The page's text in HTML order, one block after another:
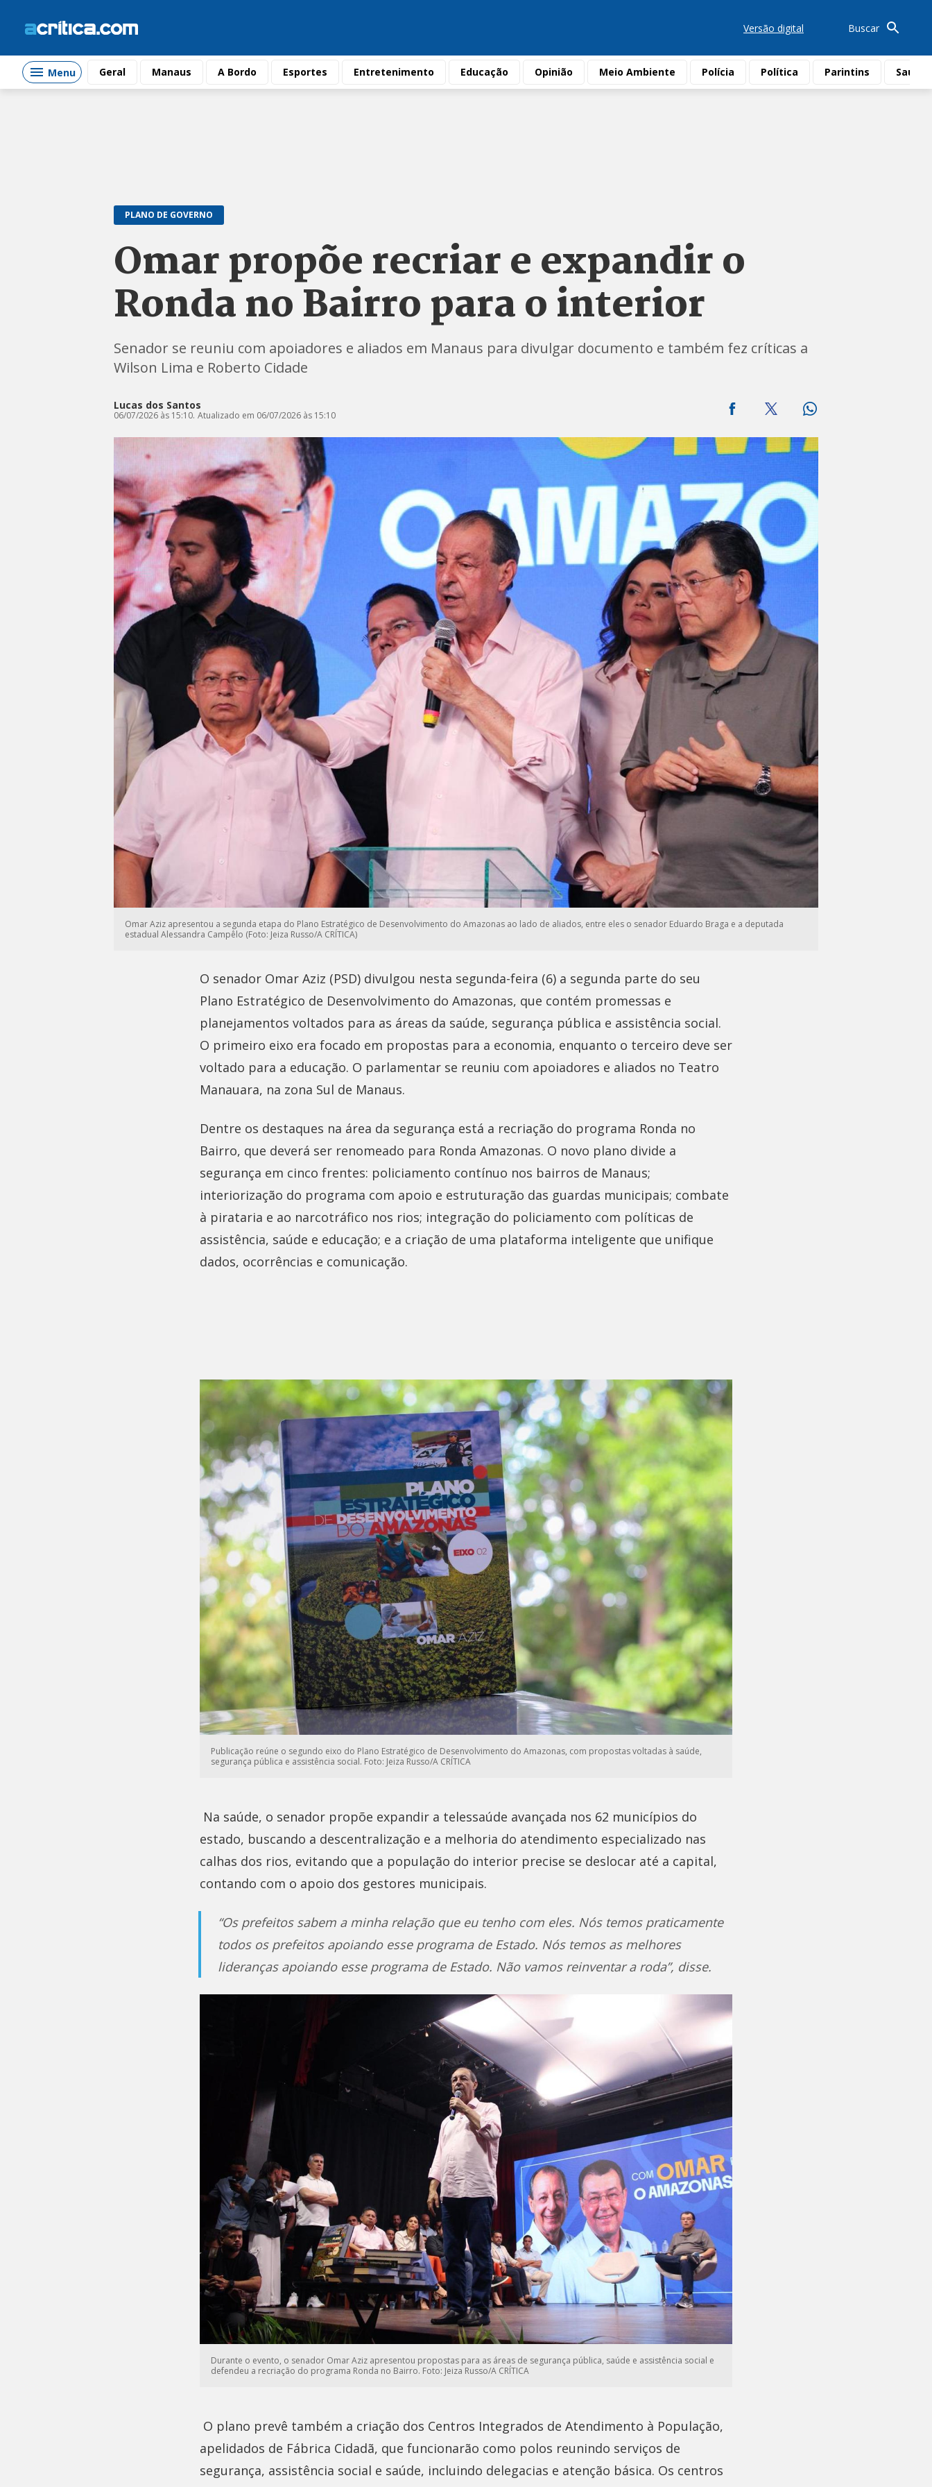
Versão digital Buscar
Menu Geral Manaus A Bordo Esportes Entretenimento Educação Opinião Meio Ambiente Polícia Política Parintins Saúde
PLANO DE GOVERNO
Omar propõe recriar e expandir o
Ronda no Bairro para o interior
Senador se reuniu com apoiadores e aliados em Manaus para divulgar documento e também fez críticas a
Wilson Lima e Roberto Cidade
Lucas dos Santos
06/07/2026 às 15:10. Atualizado em 06/07/2026 às 15:10
Omar Aziz apresentou a segunda etapa do Plano Estratégico de Desenvolvimento do Amazonas ao lado de aliados, entre eles o senador Eduardo Braga e a deputada
estadual Alessandra Campêlo (Foto: Jeiza Russo/A CRÍTICA)
O senador Omar Aziz (PSD) divulgou nesta segunda-feira (6) a segunda parte do seu
Plano Estratégico de Desenvolvimento do Amazonas, que contém promessas e
planejamentos voltados para as áreas da saúde, segurança pública e assistência social.
O primeiro eixo era focado em propostas para a economia, enquanto o terceiro deve ser
voltado para a educação. O parlamentar se reuniu com apoiadores e aliados no Teatro
Manauara, na zona Sul de Manaus.
Dentre os destaques na área da segurança está a recriação do programa Ronda no
Bairro, que deverá ser renomeado para Ronda Amazonas. O novo plano divide a
segurança em cinco frentes: policiamento contínuo nos bairros de Manaus;
interiorização do programa com apoio e estruturação das guardas municipais; combate
à pirataria e ao narcotráfico nos rios; integração do policiamento com políticas de
assistência, saúde e educação; e a criação de uma plataforma inteligente que unifique
dados, ocorrências e comunicação.
Publicação reúne o segundo eixo do Plano Estratégico de Desenvolvimento do Amazonas, com propostas voltadas à saúde,
segurança pública e assistência social. Foto: Jeiza Russo/A CRÍTICA
Na saúde, o senador propõe expandir a telessaúde avançada nos 62 municípios do
estado, buscando a descentralização e a melhoria do atendimento especializado nas
calhas dos rios, evitando que a população do interior precise se deslocar até a capital,
contando com o apoio dos gestores municipais.
“Os prefeitos sabem a minha relação que eu tenho com eles. Nós temos praticamente
todos os prefeitos apoiando esse programa de Estado. Nós temos as melhores
lideranças apoiando esse programa de Estado. Não vamos reinventar a roda”, disse.
Durante o evento, o senador Omar Aziz apresentou propostas para as áreas de segurança pública, saúde e assistência social e
defendeu a recriação do programa Ronda no Bairro. Foto: Jeiza Russo/A CRÍTICA
O plano prevê também a criação dos Centros Integrados de Atendimento à População,
apelidados de Fábrica Cidadã, que funcionarão como polos reunindo serviços de
segurança, assistência social e saúde, incluindo delegacias e atenção básica. Os centros